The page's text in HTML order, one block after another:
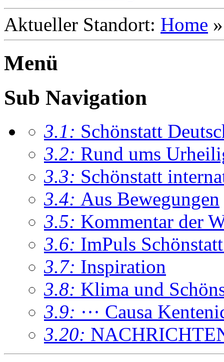
Aktueller Standort: Home
Menü
Sub Navigation
3.1: Schönstatt
3.2: Rund ums
3.3: Schönstatt
3.4: Aus Bewegungen
3.5: Kommentar der
3.6: ImPuls
3.7: Inspiration
3.8: Klima und
3.9: ··· Causa
3.20: